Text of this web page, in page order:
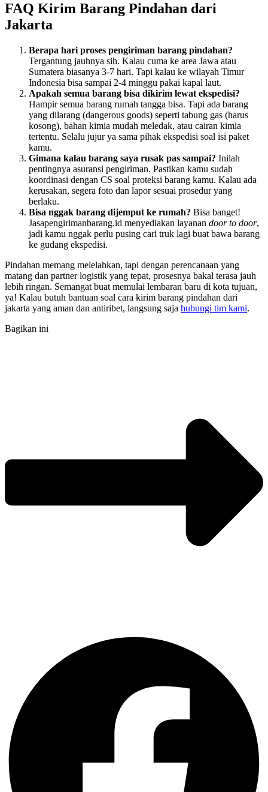
FAQ Kirim Barang Pindahan dari
Jakarta
Berapa hari proses pengiriman barang pindahan?
Tergantung jauhnya sih. Kalau cuma ke area Jawa atau
Sumatera biasanya 3-7 hari. Tapi kalau ke wilayah Timur
Indonesia bisa sampai 2-4 minggu pakai kapal laut.
Apakah semua barang bisa dikirim lewat ekspedisi?
Hampir semua barang rumah tangga bisa. Tapi ada barang
yang dilarang (dangerous goods) seperti tabung gas (harus
kosong), bahan kimia mudah meledak, atau cairan kimia
tertentu. Selalu jujur ya sama pihak ekspedisi soal isi paket
kamu.
Gimana kalau barang saya rusak pas sampai? Inilah
pentingnya asuransi pengiriman. Pastikan kamu sudah
koordinasi dengan CS soal proteksi barang kamu. Kalau ada
kerusakan, segera foto dan lapor sesuai prosedur yang
berlaku.
Bisa nggak barang dijemput ke rumah? Bisa banget!
Jasapengirimanbarang.id menyediakan layanan door to door,
jadi kamu nggak perlu pusing cari truk lagi buat bawa barang
ke gudang ekspedisi.
Pindahan memang melelahkan, tapi dengan perencanaan yang
matang dan partner logistik yang tepat, prosesnya bakal terasa jauh
lebih ringan. Semangat buat memulai lembaran baru di kota tujuan,
ya! Kalau butuh bantuan soal cara kirim barang pindahan dari
jakarta yang aman dan antiribet, langsung saja hubungi tim kami.
Bagikan ini